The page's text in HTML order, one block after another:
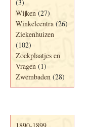
(3)
Wijken (27)
Winkelcentra (26)
Ziekenhuizen
(102)
Zoekplaatjes en
Vragen (1)
Zwembaden (28)